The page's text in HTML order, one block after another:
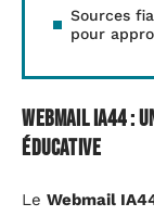
Sources
pour
Webmail IA44 :
éducative
Le Webmail